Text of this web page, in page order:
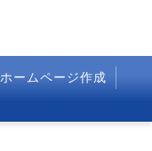
ホームページ作成